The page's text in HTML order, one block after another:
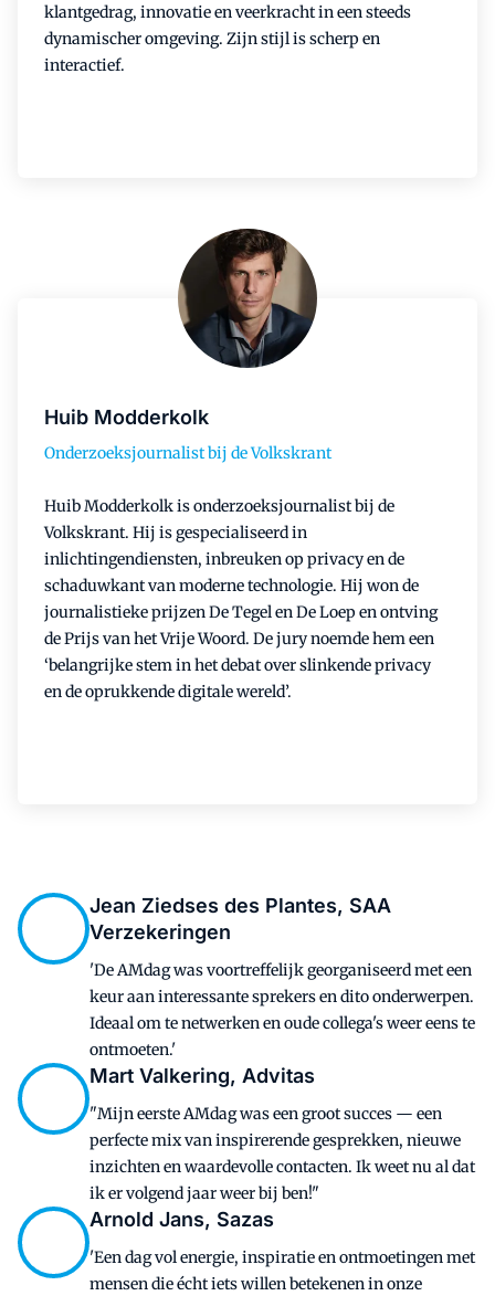
klantgedrag, innovatie en veerkracht in een steeds
dynamischer omgeving. Zijn stijl is scherp en
interactief.
Huib Modderkolk
Onderzoeksjournalist bij de Volkskrant
Huib Modderkolk is onderzoeksjournalist bij de
Volkskrant. Hij is gespecialiseerd in
inlichtingendiensten, inbreuken op privacy en de
schaduwkant van moderne technologie. Hij won de
journalistieke prijzen De Tegel en De Loep en ontving
de Prijs van het Vrije Woord. De jury noemde hem een
‘belangrijke stem in het debat over slinkende privacy
en de oprukkende digitale wereld’.
Jean Ziedses des Plantes, SAA
Verzekeringen
'De AMdag was voortreffelijk georganiseerd met een
keur aan interessante sprekers en dito onderwerpen.
Ideaal om te netwerken en oude collega's weer eens te
ontmoeten.'
Mart Valkering, Advitas
"Mijn eerste AMdag was een groot succes — een
perfecte mix van inspirerende gesprekken, nieuwe
inzichten en waardevolle contacten. Ik weet nu al dat
ik er volgend jaar weer bij ben!"
Arnold Jans, Sazas
'Een dag vol energie, inspiratie en ontmoetingen met
mensen die écht iets willen betekenen in onze